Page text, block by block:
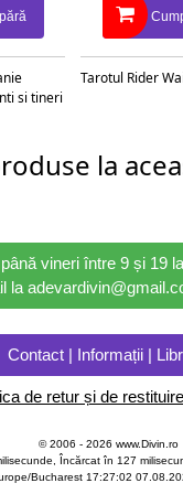
si tineri
Tarotul Rider
la
vineri între 9 și 19
la
Contact | Informații |
de retur și de
© 2006 - 2026 www.Divin.ro
Încărcat în 127
Bucharest 17:27:02